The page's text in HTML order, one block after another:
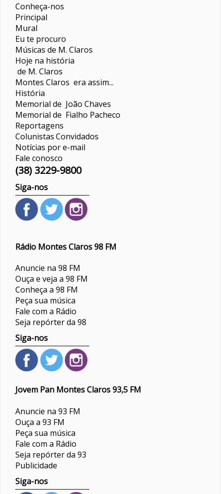
Conheça-nos
Principal
Mural
Eu te procuro
Músicas de M. Claros
Hoje na história
de M. Claros
Montes Claros era assim...
História
Memorial de João Chaves
Memorial de Fialho Pacheco
Reportagens
ColunistasConvidados
Notícias por e-mail
Fale conosco
(38) 3229-9800
Siga-nos
Rádio Montes Claros 98 FM
Anuncie na 98 FM
Ouça e veja a 98 FM
Conheça a 98 FM
Peça sua música
Fale com a Rádio
Seja repórter da 98
Siga-nos
Jovem Pan Montes Claros 93,5 FM
Anuncie na 93 FM
Ouça a 93 FM
Peça sua música
Fale com a Rádio
Seja repórter da 93
Publicidade
Siga-nos